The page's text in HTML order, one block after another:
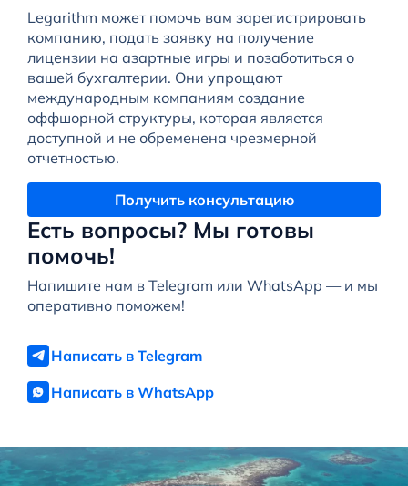
Есть вопросы? Мы готовы
помочь!
Напишите нам в Telegram или WhatsApp — и мы
оперативно поможем!
Написать в Telegram
Написать в WhatsApp
Legarithm может помочь вам зарегистрировать
компанию, подать заявку на получение
лицензии на азартные игры и позаботиться о
вашей бухгалтерии. Они упрощают
международным компаниям создание
оффшорной структуры, которая является
доступной и не обременена чрезмерной
отчетностью.
Получить консультацию